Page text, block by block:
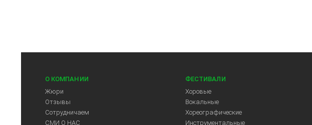
О КОМПАНИИ
Жюри
Отзывы
Сотрудничаем
СМИ О НАС
ФЕСТИВАЛИ
Хоровые
Вокальные
Хореографические
Инструментальные